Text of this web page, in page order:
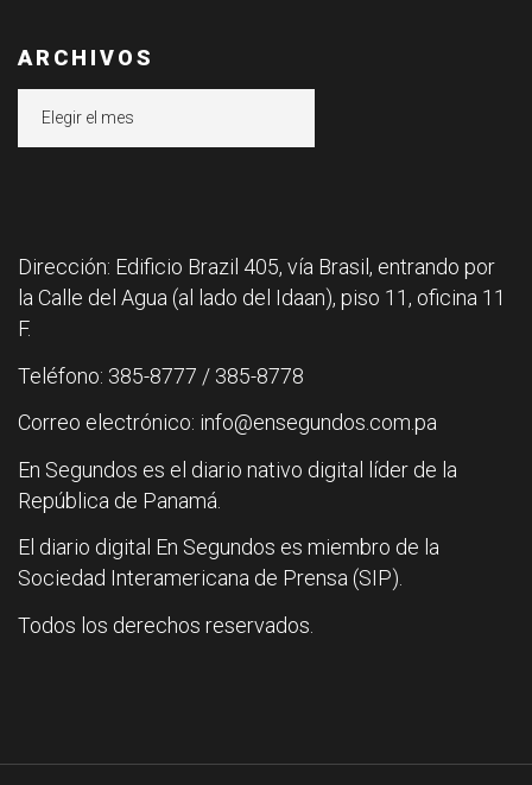
ARCHIVOS
Dirección: Edificio Brazil 405, vía Brasil, entrando por
la Calle del Agua (al lado del Idaan), piso 11, oficina 11
F.
Teléfono: 385-8777 / 385-8778
Correo electrónico: info@ensegundos.com.pa
En Segundos es el diario nativo digital líder de la
República de Panamá.
El diario digital En Segundos es miembro de la
Sociedad Interamericana de Prensa (SIP).
Todos los derechos reservados.